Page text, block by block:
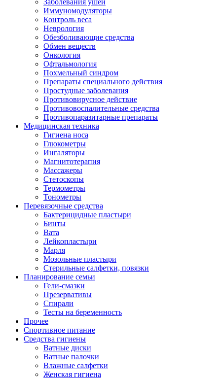
Заболевания ушей
Иммуномодуляторы
Контроль веса
Неврология
Обезболивающие средства
Обмен веществ
Онкология
Офтальмология
Похмельный синдром
Препараты специального действия
Простудные заболевания
Противовирусное действие
Противовоспалительные средства
Противопаразитарные препараты
Медицинская техника
Гигиена носа
Глюкометры
Ингаляторы
Магнитотерапия
Массажеры
Стетоскопы
Термометры
Тонометры
Перевязочные средства
Бактерицидные пластыри
Бинты
Вата
Лейкопластыри
Марля
Мозольные пластыри
Стерильные салфетки, повязки
Планирование семьи
Гели-смазки
Презервативы
Спирали
Тесты на беременность
Прочее
Спортивное питание
Средства гигиены
Ватные диски
Ватные палочки
Влажные салфетки
Женская гигиена